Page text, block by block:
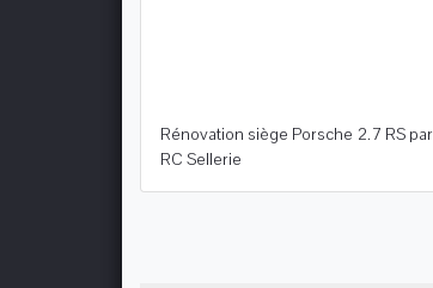
Rénovation siège Porsche 2.7 RS par
RC Sellerie